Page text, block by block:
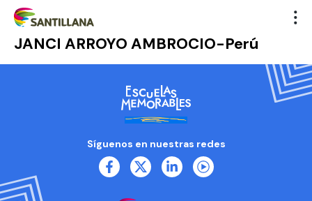
JANCI ARROYO AMBROCIO-Perú
Síguenos en nuestras redes